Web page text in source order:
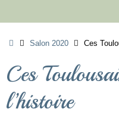
AccueilSalon 2020 Ces
Ces
l’histoire